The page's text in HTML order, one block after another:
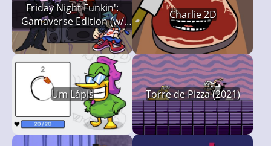
Friday Night Funkin':
Gamaverse Edition (w/
Spaghetti)
Charlie 2D
Um Lápis Torre de Pizza (2021)